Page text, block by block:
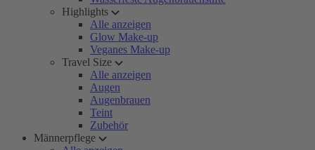
Highlights
Alle anzeigen
Glow Make-up
Veganes Make-up
Travel Size
Alle anzeigen
Augen
Augenbrauen
Teint
Zubehör
Männerpflege